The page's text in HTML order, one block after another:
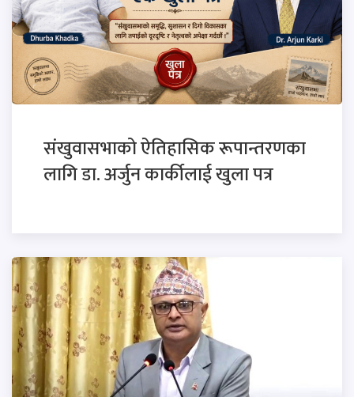
संखुवासभाको ऐतिहासिक रूपान्तरणका
लागि डा. अर्जुन कार्कीलाई खुला पत्र